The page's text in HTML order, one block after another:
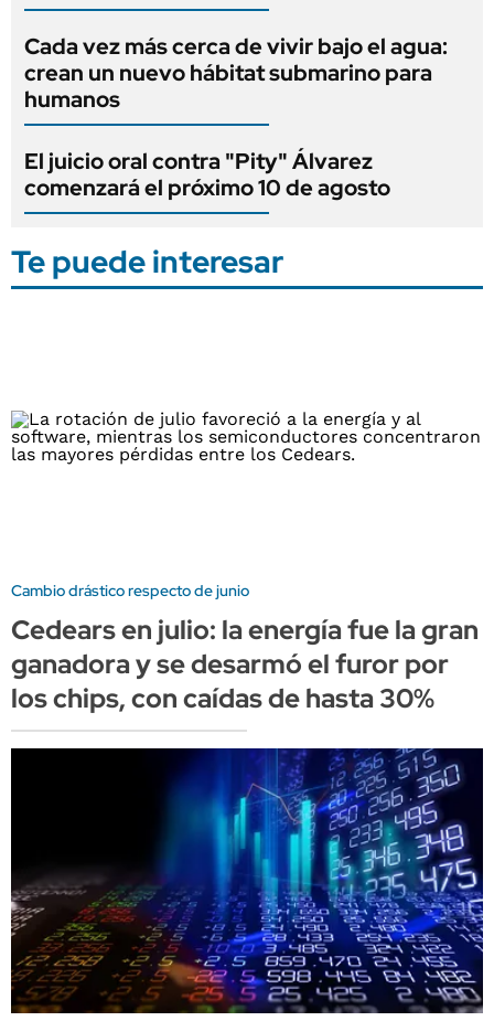
Cada vez más cerca de vivir bajo el agua:
crean un nuevo hábitat submarino para
humanos
El juicio oral contra "Pity" Álvarez
comenzará el próximo 10 de agosto
Te puede interesar
Cambio drástico respecto de junio
Cedears en julio: la energía fue la gran
ganadora y se desarmó el furor por
los chips, con caídas de hasta 30%